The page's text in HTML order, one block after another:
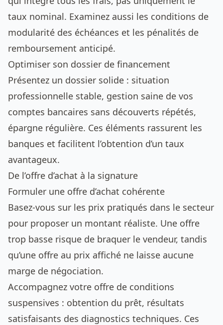
taux nominal. Examinez aussi les conditions de
modularité des échéances et les pénalités de
remboursement anticipé.
Optimiser son dossier de financement
Présentez un dossier solide : situation
professionnelle stable, gestion saine de vos
comptes bancaires sans découverts répétés,
épargne régulière. Ces éléments rassurent les
banques et facilitent l’obtention d’un taux
avantageux.
De l’offre d’achat à la signature
Formuler une offre d’achat cohérente
Basez-vous sur les prix pratiqués dans le secteur
pour proposer un montant réaliste. Une offre
trop basse risque de braquer le vendeur, tandis
qu’une offre au prix affiché ne laisse aucune
marge de négociation.
Accompagnez votre offre de conditions
suspensives : obtention du prêt, résultats
satisfaisants des diagnostics techniques. Ces